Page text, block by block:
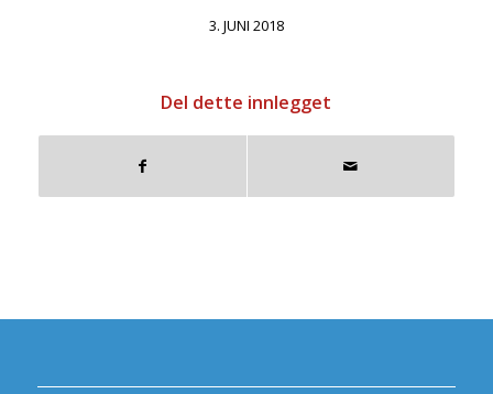
3. JUNI 2018
Del dette innlegget